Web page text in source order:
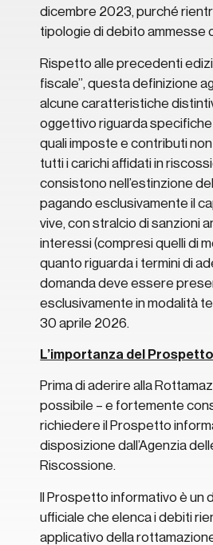
dicembre 2023, purché
tipologie di debito ammesse
Rispetto alle precedenti
fiscale”, questa definizione
alcune caratteristiche
oggettivo riguarda
quali imposte e contributi
tutti i carichi affidati in
consistono nell’estinzione
pagando esclusivamente il
vive, con stralcio di sanzioni
interessi (compresi quelli di
quanto riguarda i termini di
domanda deve essere
esclusivamente in modalità
30 aprile 2026.
L’importanza del
Prima di aderire alla
possibile – e fortemente
richiedere il Prospetto
disposizione dall’Agenzia
Riscossione.
Il Prospetto informativo è un
ufficiale che elenca i debiti
applicativo della